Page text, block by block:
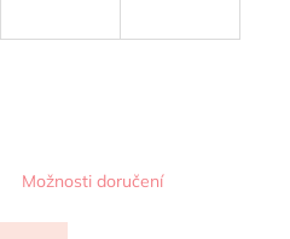
Možnosti doručení